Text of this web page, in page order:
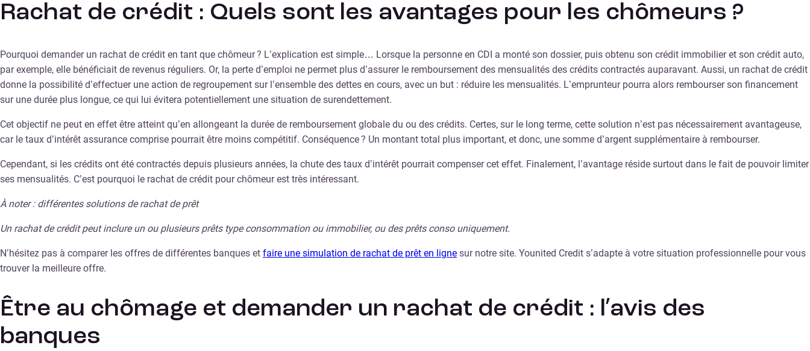
Rachat de crédit : Quels sont les avantages pour les chômeurs ?
Pourquoi demander un rachat de crédit en tant que chômeur ? L’explication est simple… Lorsque la personne en CDI a monté son dossier, puis obtenu son crédit immobilier et son crédit auto,
par exemple, elle bénéficiait de revenus réguliers. Or, la perte d’emploi ne permet plus d’assurer le remboursement des mensualités des crédits contractés auparavant. Aussi, un rachat de crédit
donne la possibilité d’effectuer une action de regroupement sur l’ensemble des dettes en cours, avec un but : réduire les mensualités. L’emprunteur pourra alors rembourser son financement
sur une durée plus longue, ce qui lui évitera potentiellement une situation de surendettement.
Cet objectif ne peut en effet être atteint qu’en allongeant la durée de remboursement globale du ou des crédits. Certes, sur le long terme, cette solution n’est pas nécessairement avantageuse,
car le taux d’intérêt assurance comprise pourrait être moins compétitif. Conséquence ? Un montant total plus important, et donc, une somme d’argent supplémentaire à rembourser.
Cependant, si les crédits ont été contractés depuis plusieurs années, la chute des taux d’intérêt pourrait compenser cet effet. Finalement, l’avantage réside surtout dans le fait de pouvoir limiter
ses mensualités. C’est pourquoi le rachat de crédit pour chômeur est très intéressant.
À noter : différentes solutions de rachat de prêt
Un rachat de crédit peut inclure un ou plusieurs prêts type consommation ou immobilier, ou des prêts conso uniquement.
N’hésitez pas à comparer les offres de différentes banques et faire une simulation de rachat de prêt en ligne sur notre site. Younited Credit s’adapte à votre situation professionnelle pour vous
trouver la meilleure offre.
Être au chômage et demander un rachat de crédit : l’avis des
banques